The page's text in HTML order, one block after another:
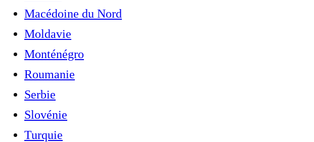
Macédoine du Nord
Moldavie
Monténégro
Roumanie
Serbie
Slovénie
Turquie